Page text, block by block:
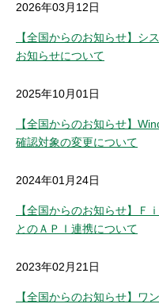
困った時は
2026年03月12日
【全国からのお知らせ】シ
お知らせについて
2025年10月01日
【全国からのお知らせ】
確認対象の変更について
2024年01月24日
【全国からのお知らせ】Ｆ
とのＡＰＩ連携について
2023年02月21日
【全国からのお知らせ】ワ